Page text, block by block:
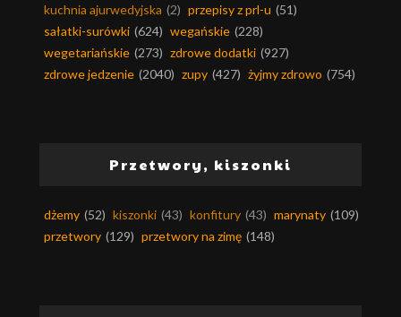
kuchnia ajurwedyjska (2) przepisy z prl-u (51)
sałatki-surówki (624) wegańskie (228)
wegetariańskie (273) zdrowe dodatki (927)
zdrowe jedzenie (2040) zupy (427) żyjmy zdrowo (754)
Przetwory, kiszonki
dżemy (52) kiszonki (43) konfitury (43) marynaty (109)
przetwory (129) przetwory na zimę (148)